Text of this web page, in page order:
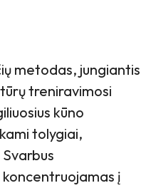
metodas, jungiantis
treniravimosi
kūno
tolygiai,
į